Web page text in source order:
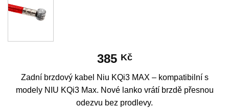
385 Kč
Zadní brzdový kabel Niu KQi3 MAX – kompatibilní s
modely NIU KQi3 Max. Nové lanko vrátí brzdě přesnou
odezvu bez prodlevy.